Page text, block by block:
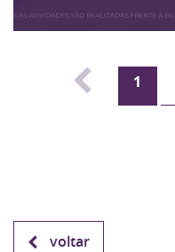
1
voltar